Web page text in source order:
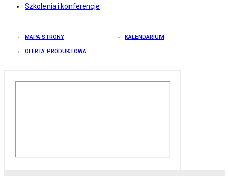
Szkolenia i konferencje
MAPA STRONY KALENDARIUM
OFERTA PRODUKTOWA